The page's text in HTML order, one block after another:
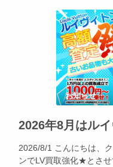
お知らせ
2026/8/1 こんにちは、
ンでLV買取強化★とさ